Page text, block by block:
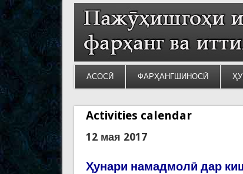
АСОСӢ ФАРҲАНГШИНОСӢ
Activities calendar
12 мая 2017
Ҳунари намадмолӣ дар